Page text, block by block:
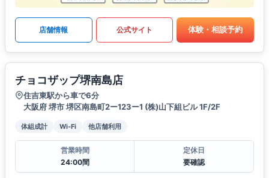
店舗情報 公式サイト 体験・相談予約
チョコザップ堺南島店
住吉東駅から車で6分
大阪府 堺市 堺区南島町2ー123ー1 (株)山下組ビル 1F/2F
体組成計 Wi-Fi 他店舗利用
営業時間
24:00間
定休日
要確認